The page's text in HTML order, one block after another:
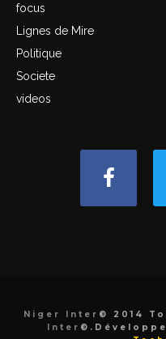
focus
Lignes de Mire
Politique
Societe
videos
Niger Inter © 2014
Inter